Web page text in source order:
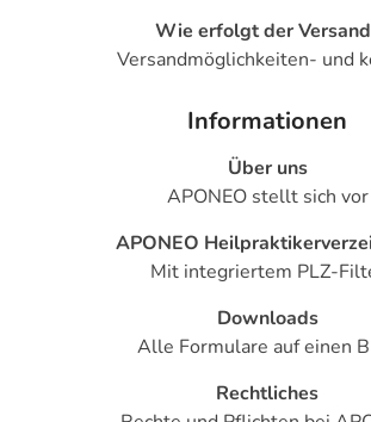
Wie erfolgt der
Versandmöglichkeiten- und
Informationen
Über uns
APONEO stellt sich vor
APONEO
Mit integriertem PLZ-
Downloads
Alle Formulare auf einen
Rechtliches